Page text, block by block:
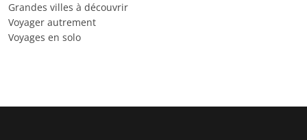
Grandes villes à découvrir
Voyager autrement
Voyages en solo